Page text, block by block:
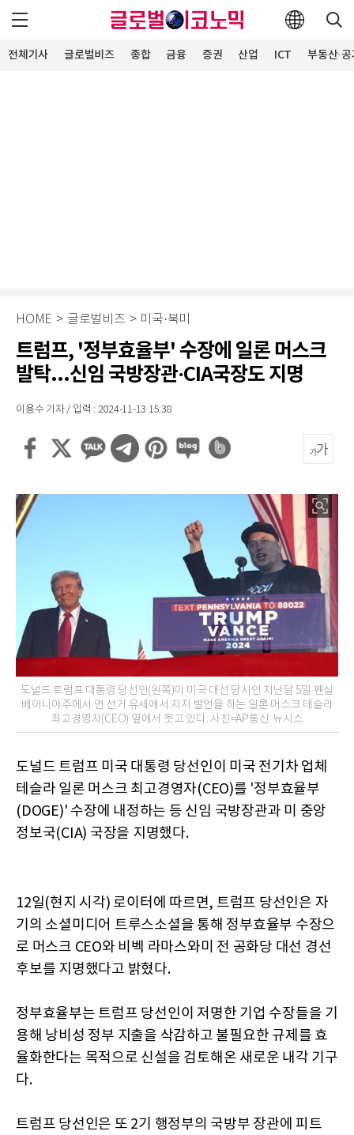
전체기사 글로벌비즈 종합 금융 증권 산업 ICT 부동산·
HOME > 글로벌비즈 > 미국·북미
트럼프, '정부효율부' 수장에 일론 머스크
발탁...신임 국방장관·CIA국장도 지명
이용수 기자 / 입력 : 2024-11-13 15:38
도널드 트럼프 대통령 당선인(왼쪽)이 미국 대선 당시인 지난달 5일 펜실
베이니아주에서 연 선거 유세에서 지지 발언을 하는 일론 머스크 테슬라
최고경영자(CEO) 옆에서 웃고 있다. 사진=AP통신·뉴시스
도널드 트럼프 미국 대통령 당선인이 미국 전기차 업체
테슬라 일론 머스크 최고경영자(CEO)를 '정부효율부
(DOGE)' 수장에 내정하는 등 신임 국방장관과 미 중앙
정보국(CIA) 국장을 지명했다.
12일(현지 시각) 로이터에 따르면, 트럼프 당선인은 자
기의 소셜미디어 트루스소셜을 통해 정부효율부 수장으
로 머스크 CEO와 비벡 라마스와미 전 공화당 대선 경선
후보를 지명했다고 밝혔다.
정부효율부는 트럼프 당선인이 저명한 기업 수장들을 기
용해 낭비성 정부 지출을 삭감하고 불필요한 규제를 효
율화한다는 목적으로 신설을 검토해온 새로운 내각 기구
다.
트럼프 당선인은 또 2기 행정부의 국방부 장관에 피트